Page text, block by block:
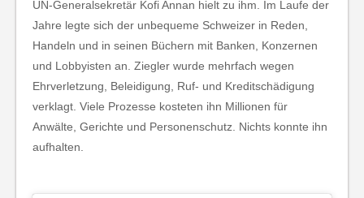
UN-Generalsekretär Kofi Annan hielt zu ihm. Im Laufe der
Jahre legte sich der unbequeme Schweizer in Reden,
Handeln und in seinen Büchern mit Banken, Konzernen
und Lobbyisten an. Ziegler wurde mehrfach wegen
Ehrverletzung, Beleidigung, Ruf- und Kreditschädigung
verklagt. Viele Prozesse kosteten ihn Millionen für
Anwälte, Gerichte und Personenschutz. Nichts konnte ihn
aufhalten.